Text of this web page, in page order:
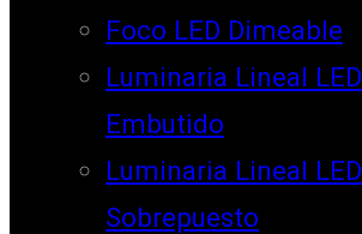
Foco LED Dimeable
Luminaria Lineal LED
Embutido
Luminaria Lineal LED
Sobrepuesto